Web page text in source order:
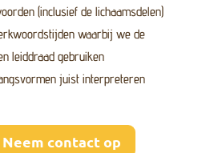
(inclusief de lichaamsdelen)
waarbij we de
leiddraad gebruiken
juist interpreteren
contact op